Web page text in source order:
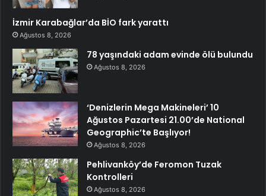
İzmir Karabağlar’da BİO fark yarattı
Ağustos 8, 2026
78 yaşındaki adam evinde ölü bulundu
Ağustos 8, 2026
‘Denizlerin Mega Makineleri’ 10
Ağustos Pazartesi 21.00’de National
Geographic’te Başlıyor!
Ağustos 8, 2026
Pehlivanköy’de Feromon Tuzak
Kontrolleri
Ağustos 8, 2026